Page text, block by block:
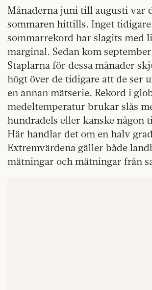
Månaderna juni till augusti var
sommaren hittills. Inget tidigare
sommarrekord har slagits med
marginal. Sedan kom
Staplarna för dessa månader
högt över de tidigare att de ser
en annan mätserie. Rekord i
medeltemperatur brukar slås
hundradels eller kanske någon
Här handlar det om en halv
Extremvärdena gäller både
mätningar och mätningar från